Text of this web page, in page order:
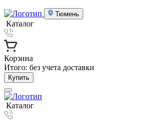
Тюмень
Каталог
Корзина
Итого: без учета доставки
Купить
Каталог